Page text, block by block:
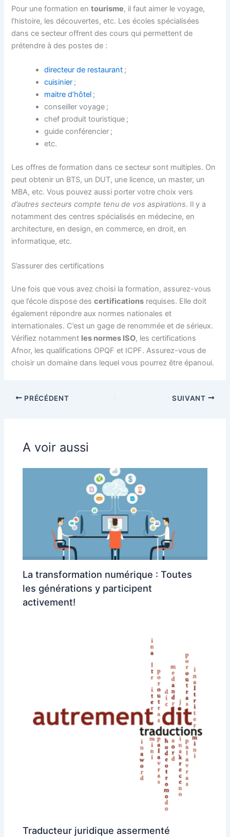
Pour une formation entourisme, il faut aimer le voyage,
l’histoire, les découvertes, etc. Les écoles spécialisées
dans ce secteur offrent des cours qui permettent de
prétendre à des postes de :
directeur de restaurant ;
cuisinier ;
maitre d’hôtel ;
conseiller voyage ;
chef produit touristique ;
guide conférencier ;
etc.
Les offres de formation dans ce secteur sont multiples. On
peut obtenir un BTS, un DUT, une licence, un master, un
MBA, etc. Vous pouvez aussi porter votre choix vers
d’autres secteurs compte tenu de vos aspirations. Il y a
notamment des centres spécialisés en médecine, en
architecture, en design, en commerce, en droit, en
informatique, etc.
S’assurer des certifications
Une fois que vous avez choisi la formation, assurez-vous
que l’école dispose descertifications requises. Elle doit
également répondre aux normes nationales et
internationales. C’est un gage de renommée et de sérieux.
Vérifiez notamment les normes ISO, les certifications
Afnor, les qualifications OPQF et ICPF. Assurez-vous de
choisir un domaine dans lequel vous pourrez être épanoui.
PRÉCÉDENT SUIVANT
A voir aussi
La transformation numérique : Toutes
les générations y participent
activement!
Traducteur juridique assermenté